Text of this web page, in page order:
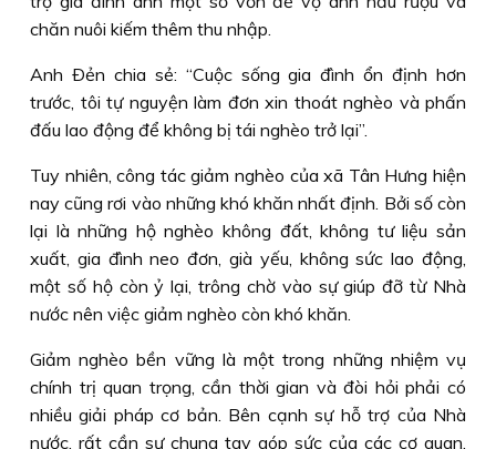
chăn nuôi kiếm thêm thu nhập.
Anh Ðẻn chia sẻ: “Cuộc sống gia đình ổn định hơn
trước, tôi tự nguyện làm đơn xin thoát nghèo và phấn
đấu lao động để không bị tái nghèo trở lại”.
Tuy nhiên, công tác giảm nghèo của xã Tân Hưng hiện
nay cũng rơi vào những khó khăn nhất định. Bởi số còn
lại là những hộ nghèo không đất, không tư liệu sản
xuất, gia đình neo đơn, già yếu, không sức lao động,
một số hộ còn ỷ lại, trông chờ vào sự giúp đỡ từ Nhà
nước nên việc giảm nghèo còn khó khăn.
Giảm nghèo bền vững là một trong những nhiệm vụ
chính trị quan trọng, cần thời gian và đòi hỏi phải có
nhiều giải pháp cơ bản. Bên cạnh sự hỗ trợ của Nhà
nước, rất cần sự chung tay góp sức của các cơ quan,